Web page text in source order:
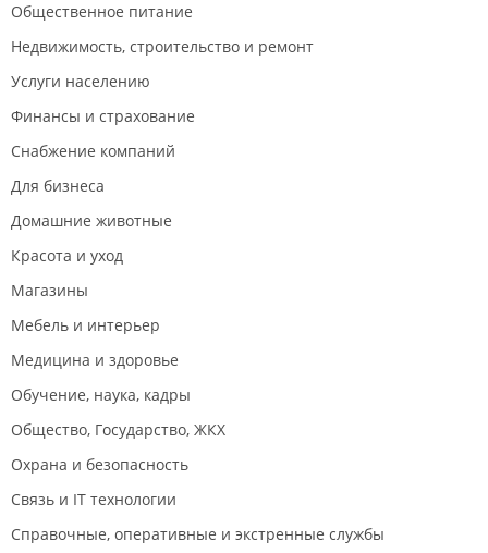
Общественное питание
Недвижимость, строительство и ремонт
Услуги населению
Финансы и страхование
Снабжение компаний
Для бизнеса
Домашние животные
Красота и уход
Магазины
Мебель и интерьер
Медицина и здоровье
Обучение, наука, кадры
Общество, Государство, ЖКХ
Охрана и безопасность
Связь и IT технологии
Справочные, оперативные и экстренные службы